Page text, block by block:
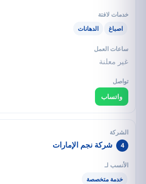
اصباغ الدهانات
غير معلنة
واتساب
4 شركة نجم الإمارات
خدمة متخصصة